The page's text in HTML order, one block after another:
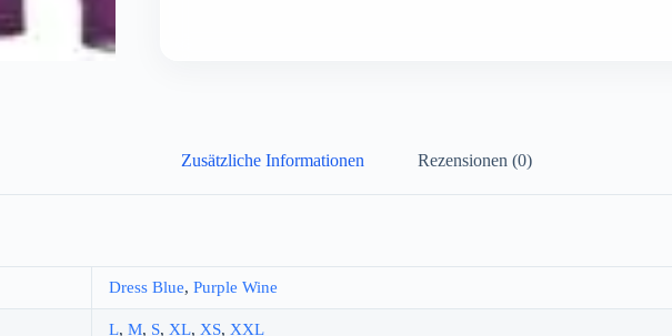
Zusätzliche Informationen Rezensionen (0)
Dress Blue, Purple Wine
L, M, S, XL, XS, XXL